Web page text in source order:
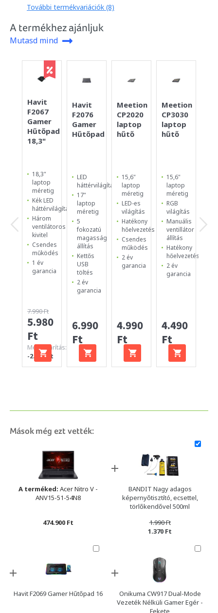
További termékvariációk (8)
A termékhez ajánljuk
Mutasd mind
Havit
F2067
Gamer
Hűtőpad
18,3"
18,3"
laptop
méretig
Kék LED
háttérvilágítás
Három
ventilátoros
kivitel
Csendes
működés
1 év
garancia
7.990 Ft
5.980
Ft
Megtakarítás:
-2.010 Ft
Havit
F2076
Gamer
Hűtőpad
LED
háttérvilágítás
17"
laptop
méretig
5
fokozatú
magasság
állítás
Kettős
USB
töltés
2 év
garancia
6.990
Ft
Meetion
CP2020
laptop
hűtő
15,6"
laptop
méretig
LED-es
világítás
Hatékony
hőelvezetés
Csendes
működés
2 év
garancia
4.990
Ft
Meetion
CP3030
laptop
hűtő
15,6"
laptop
méretig
RGB
világítás
Manuális
ventillátor
állítás
Hatékony
hőelvezetés
2 év
garancia
4.490
Ft
Mások még ezt vették:
A terméked: Acer Nitro V -
ANV15-51-54N8
474.900 Ft
BANDIT Nagy adagos
képernyőtisztító, ecsettel,
törlőkendővel 500ml
1.990 Ft
1.370 Ft
Havit F2069 Gamer Hűtőpad 16
Onikuma CW917 Dual-Mode
Vezeték Nélküli Gamer Egér -
Fekete